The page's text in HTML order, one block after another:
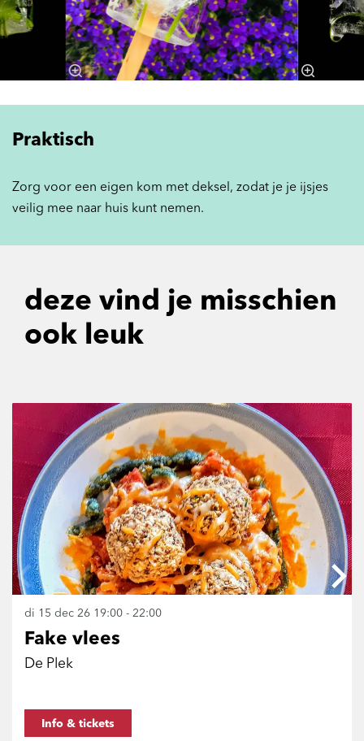
Praktisch
Zorg voor een eigen kom met deksel, zodat je je ijsjes
veilig mee naar huis kunt nemen.
deze vind je misschien
ook leuk
Fake vlees
De Plek
di 15 dec 26 19:00 - 22:00
Info & tickets